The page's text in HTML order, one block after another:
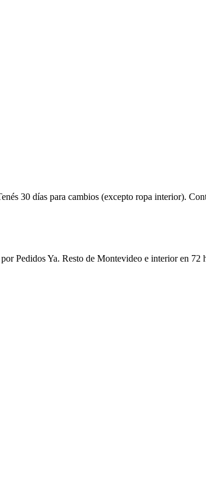
30 días para cambios (excepto ropa interior).
Pedidos Ya. Resto de Montevideo e interior en